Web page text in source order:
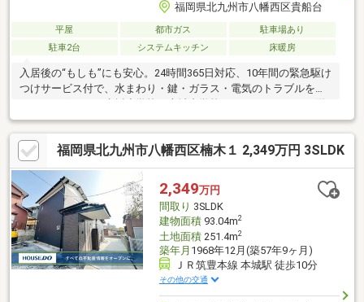
福岡県北九州市八幡西区貴船台
平屋 都市ガス
駐車場あり
駐車2台
システムキッチン 床暖房
入居後の“もしも”にも安心。24時間365日対応、10年間の緊急駆け
つけサービス付で、水まわり・鍵・ガラス・電気のトラブルをし
室は将来2部屋へ分割リフォームが可能です。駐車場並列2台分確
保。室内リフォームご相談ください。
□□━━━━━━━━━━━━━━━━━━━━━━━━━━━━━━
所有者様が住んでおられますので事前に日程の調整が必要です。
営業時間 10時～16時（休：水曜日、第2、3火曜日） お気軽にお
電話ください ＞＞＞0120-210-
福岡県北九州市八幡西区楠木１ 2,349万円 3SLDK
2,349万円
間取り 3SLDK
建物面積93.04m2
土地面積251.4m2
築年月 1968年12月(築57年9ヶ月)
ＪＲ筑豊本線 本城駅 徒歩10分
その他の交通